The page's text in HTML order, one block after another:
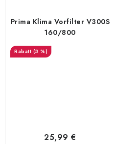
Prima Klima Vorfilter V300S
160/800
(3 %)
25,99 €